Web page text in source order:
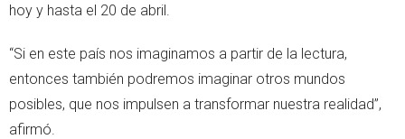
hoy y hasta el 20 de abril.
“Si en este país nos imaginamos a partir de la lectura,
entonces también podremos imaginar otros mundos
posibles, que nos impulsen a transformar nuestra realidad”,
afirmó.